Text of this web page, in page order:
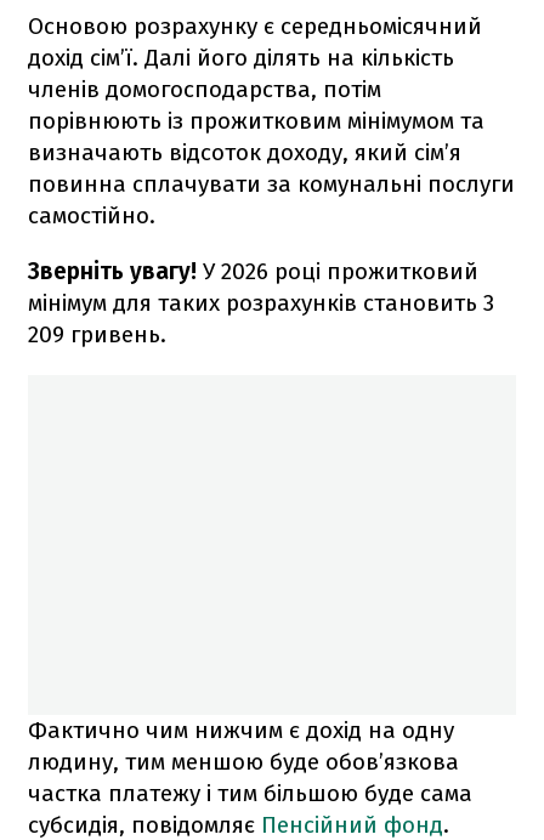
Основою розрахунку є середньомісячний
дохід сім’ї. Далі його ділять на кількість
членів домогосподарства, потім
порівнюють із прожитковим мінімумом та
визначають відсоток доходу, який сім’я
повинна сплачувати за комунальні послуги
самостійно.
Зверніть увагу! У 2026 році прожитковий
мінімум для таких розрахунків становить 3
209 гривень.
Фактично чим нижчим є дохід на одну
людину, тим меншою буде обов’язкова
частка платежу і тим більшою буде сама
субсидія, повідомляє Пенсійний фонд.